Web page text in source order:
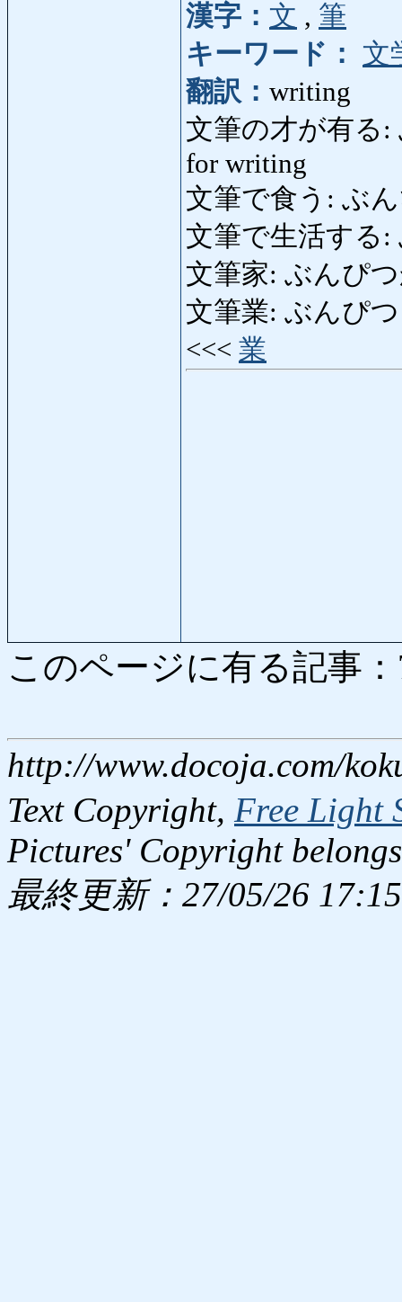
漢字： 文 , 筆
キーワード：
文
翻訳： writing
文筆の才が有る:
for writing
文筆で食う: ぶ
文筆で生活する
文筆家: ぶんぴ
文筆業: ぶんぴ
<<< 業
このページに有る記事
http://www.docoja.com/
Text Copyright, Free Light
Pictures' Copyright
最終更新：27/05/26 17:15